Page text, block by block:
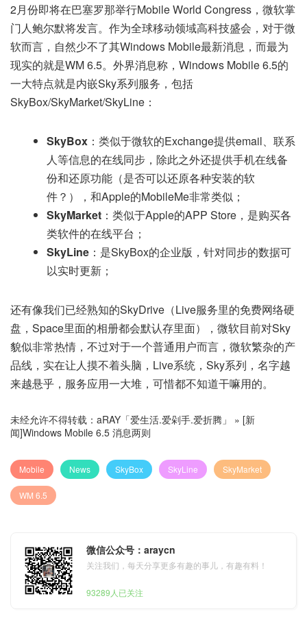
2月份即将在巴塞罗那举行Mobile World Congress，微软掌
门人鲍尔默将发言。作为全球移动领域高科技盛会，对于微
软而言，自然少不了其Windows Mobile最新消息，而最为
现实的就是WM 6.5。外界消息称，Windows Mobile 6.5的
一大特点就是内嵌Sky系列服务，包括
SkyBox/SkyMarket/SkyLine：
SkyBox ：类似于微软的Exchange提供email、联系
人等信息的在线同步，除此之外还提供手机在线备
份和还原功能（是否可以还原各种安装的软
件？），和Apple的MobileMe非常类似；
SkyMarket ：类似于Apple的APP Store，是购买各
类软件的在线平台；
SkyLine ：是SkyBox的企业版，针对同步的数据可
以实时更新；
还有像我们已经熟知的SkyDrive（Live服务里的免费网络硬
盘，Space里面的相册都会默认存里面），微软目前对Sky
貌似非常热情，不过对于一个普通用户而言，微软繁杂的产
品线，实在让人摸不着头脑，Live系统，Sky系列，名字越
来越悬乎，服务应用一大堆，可惜都不知道干嘛用的。
未经允许不得转载： aRAY「爱生活.爱剁手.爱折腾」 » [新
闻]Windows Mobile 6.5 消息两则
Mobile News SkyBox SkyLine SkyMarket
WM 6.5
微信公众号：araycn
关注我们，每天分享更多有趣的事儿，有趣有料！
93289人已关注